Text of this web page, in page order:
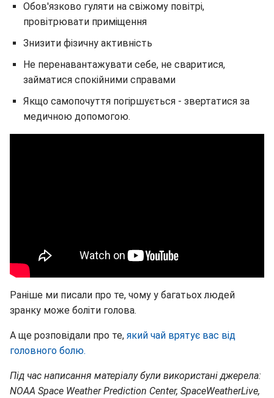
Обов'язково гуляти на свіжому повітрі,
провітрювати приміщення
Знизити фізичну активність
Не перенавантажувати себе, не сваритися,
займатися спокійними справами
Якщо самопочуття погіршується - звертатися за
медичною допомогою.
Раніше ми писали про те, чому у багатьох людей
зранку може боліти голова.
А ще розповідали про те, який чай врятує вас від
головного болю.
Під час написання матеріалу були використані джерела:
NOAA Space Weather Prediction Center, SpaceWeatherLive,